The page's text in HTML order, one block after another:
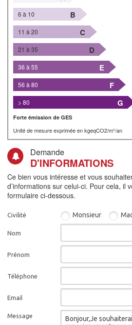
6 à 10 B
11 à 20 C
21 à 35 D
36 à 55 E
56 à 80 F
> 80 G
Forte émission de GES
Unité de mesure exprimée en kgeqCO2/m²/an
Demande
D'INFORMATIONS
Ce bien vous intéresse et vous
d’informations sur celui-ci. Pour cela, il
formulaire ci-dessous.
Civilité Monsieur
Nom
Prénom
Téléphone
Email
Message